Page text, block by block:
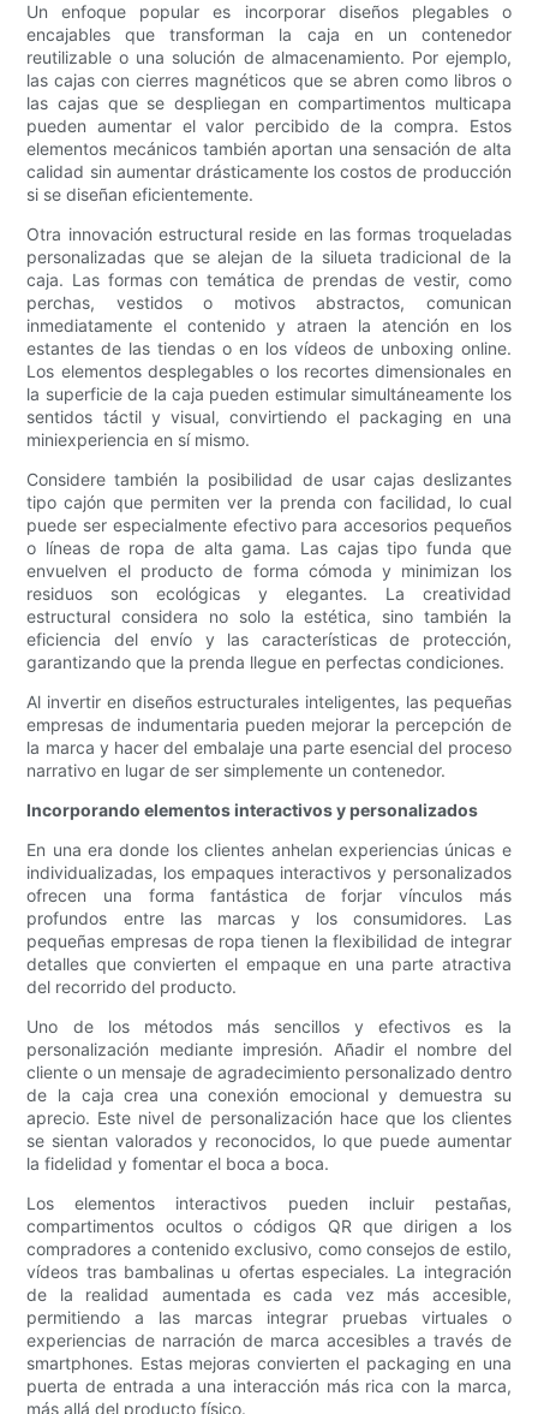
Un enfoque popular es incorporar diseños plegables o
encajables que transforman la caja en un contenedor
reutilizable o una solución de almacenamiento. Por ejemplo,
las cajas con cierres magnéticos que se abren como libros o
las cajas que se despliegan en compartimentos multicapa
pueden aumentar el valor percibido de la compra. Estos
elementos mecánicos también aportan una sensación de alta
calidad sin aumentar drásticamente los costos de producción
si se diseñan eficientemente.
Otra innovación estructural reside en las formas troqueladas
personalizadas que se alejan de la silueta tradicional de la
caja. Las formas con temática de prendas de vestir, como
perchas, vestidos o motivos abstractos, comunican
inmediatamente el contenido y atraen la atención en los
estantes de las tiendas o en los vídeos de unboxing online.
Los elementos desplegables o los recortes dimensionales en
la superficie de la caja pueden estimular simultáneamente los
sentidos táctil y visual, convirtiendo el packaging en una
miniexperiencia en sí mismo.
Considere también la posibilidad de usar cajas deslizantes
tipo cajón que permiten ver la prenda con facilidad, lo cual
puede ser especialmente efectivo para accesorios pequeños
o líneas de ropa de alta gama. Las cajas tipo funda que
envuelven el producto de forma cómoda y minimizan los
residuos son ecológicas y elegantes. La creatividad
estructural considera no solo la estética, sino también la
eficiencia del envío y las características de protección,
garantizando que la prenda llegue en perfectas condiciones.
Al invertir en diseños estructurales inteligentes, las pequeñas
empresas de indumentaria pueden mejorar la percepción de
la marca y hacer del embalaje una parte esencial del proceso
narrativo en lugar de ser simplemente un contenedor.
Incorporando elementos interactivos y personalizados
En una era donde los clientes anhelan experiencias únicas e
individualizadas, los empaques interactivos y personalizados
ofrecen una forma fantástica de forjar vínculos más
profundos entre las marcas y los consumidores. Las
pequeñas empresas de ropa tienen la flexibilidad de integrar
detalles que convierten el empaque en una parte atractiva
del recorrido del producto.
Uno de los métodos más sencillos y efectivos es la
personalización mediante impresión. Añadir el nombre del
cliente o un mensaje de agradecimiento personalizado dentro
de la caja crea una conexión emocional y demuestra su
aprecio. Este nivel de personalización hace que los clientes
se sientan valorados y reconocidos, lo que puede aumentar
la fidelidad y fomentar el boca a boca.
Los elementos interactivos pueden incluir pestañas,
compartimentos ocultos o códigos QR que dirigen a los
compradores a contenido exclusivo, como consejos de estilo,
vídeos tras bambalinas u ofertas especiales. La integración
de la realidad aumentada es cada vez más accesible,
permitiendo a las marcas integrar pruebas virtuales o
experiencias de narración de marca accesibles a través de
smartphones. Estas mejoras convierten el packaging en una
puerta de entrada a una interacción más rica con la marca,
más allá del producto físico.